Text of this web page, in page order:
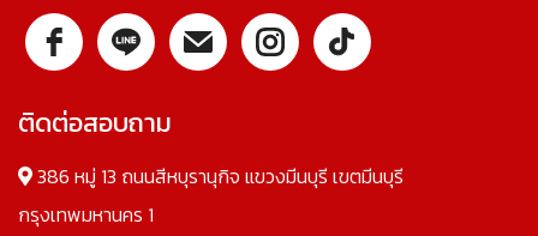
ติดต่อสอบถาม
386 หมู่ 13 ถนนสีหบุรานุกิจ แขวงมีนบุรี เขตมีนบุรี
กรุงเทพมหานคร 1